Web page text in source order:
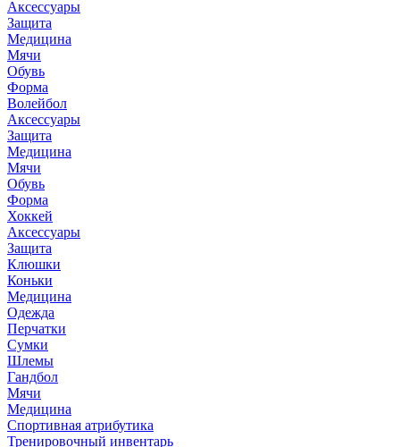
Аксессуары
Защита
Медицина
Мячи
Обувь
Форма
Волейбол
Аксессуары
Защита
Медицина
Мячи
Обувь
Форма
Хоккей
Аксессуары
Защита
Клюшки
Коньки
Медицина
Одежда
Перчатки
Сумки
Шлемы
Гандбол
Мячи
Медицина
Спортивная атрибутика
Тренировочный инвентарь